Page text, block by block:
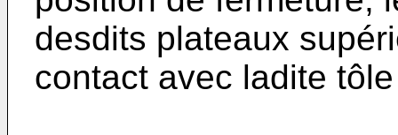
desdits plateaux
contact avec ladite